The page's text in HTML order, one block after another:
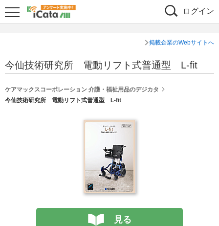
ログイン
掲載企業のWebサイトへ
今仙技術研究所 電動リフト式普通型 L-fit
ケアマックスコーポレーション 介護・福祉用品のデジカタ
今仙技術研究所 電動リフト式普通型 L-fit
見る